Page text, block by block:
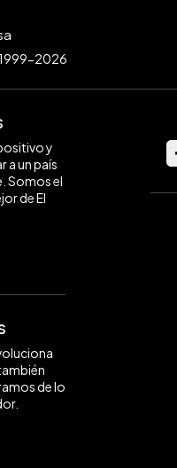
2026
y
a un país
Somos el
de El
de lo